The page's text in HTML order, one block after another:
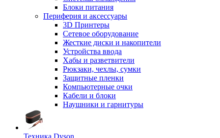
Блоки питания
Периферия и аксессуары
3D Принтеры
Сетевое оборудование
Жесткие диски и накопители
Устройства ввода
Хабы и разветвители
Рюкзаки, чехлы, сумки
Защитные пленки
Компьютерные очки
Кабели и блоки
Наушники и гарнитуры
Техника Dyson